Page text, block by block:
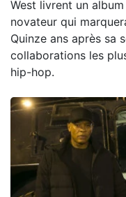
West livrent un
novateur qui
Quinze ans après sa
collaborations les
hip-hop.